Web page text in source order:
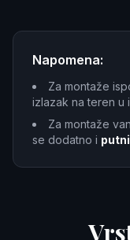
Napomena:
Za montaže
izlazak na teren u
Za montaže
se dodatno i